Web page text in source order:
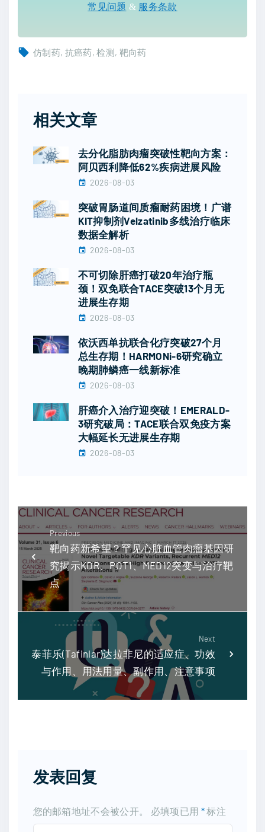
常见问题 & 服务条款
仿制药 抗癌药 检测 靶向药
相关文章
去分化脂肪肉瘤突破性靶向方案：
阿贝西利降低62%疾病进展风险
2026-08-03
突破胃肠道间质瘤耐药困境！广谱
KIT抑制剂Velzatinib多线治疗临床
数据全解析
2026-08-03
不可切除肝癌打破20年治疗瓶
颈！双免联合TACE突破13个月无
进展生存期
2026-08-03
依沃西单抗联合化疗突破27个月
总生存期！HARMONi-6研究确立
晚期肺鳞癌一线新标准
2026-08-03
肝癌介入治疗迎突破！EMERALD-
3研究破局：TACE联合双免疫方案
大幅延长无进展生存期
2026-08-03
Previous
靶向药新希望？罕见心脏血管肉瘤基因研
究揭示KDR、POT1、MED12突变与治疗靶
点
Next
泰菲乐(Tafinlar)达拉非尼的适应症、功效
与作用、用法用量、副作用、注意事项
发表回复
您的邮箱地址不会被公开。 必填项已用 *标注